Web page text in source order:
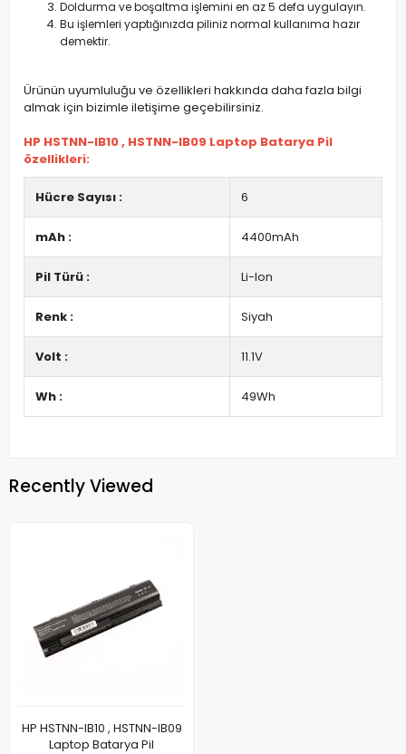
Doldurma ve boşaltma işlemini en az 5 defa uygulayın.
Bu işlemleri yaptığınızda piliniz normal kullanıma hazır
demektir.
Ürünün uyumluluğu ve özellikleri hakkında daha fazla bilgi
almak için bizimle iletişime geçebilirsiniz.
HP HSTNN-IB10 , HSTNN-IB09 Laptop Batarya Pil
özellikleri:
Hücre Sayısı : 6
mAh : 4400mAh
Pil Türü : Li-Ion
Renk : Siyah
Volt : 11.1V
Wh : 49Wh
Recently Viewed
HP HSTNN-IB10 , HSTNN-IB09
Laptop Batarya Pil